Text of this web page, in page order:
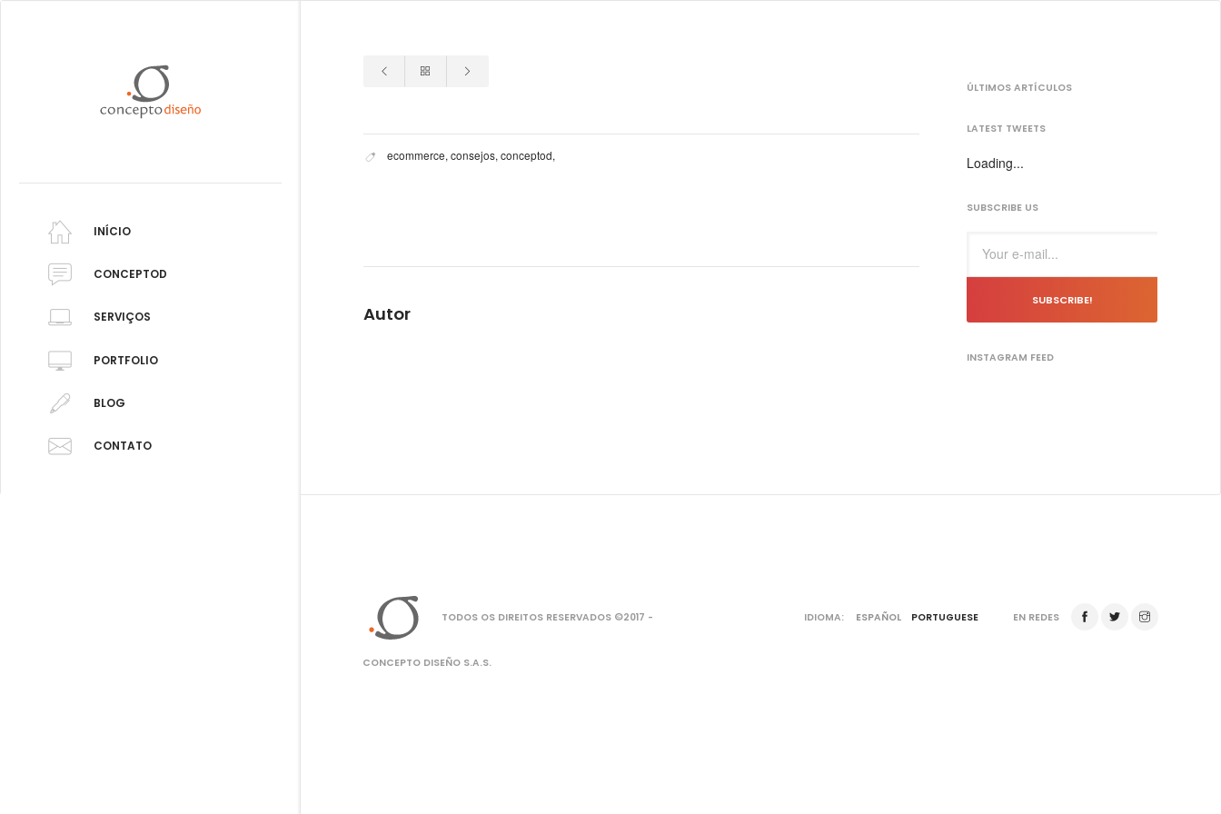
INÍCIO
CONCEPTOD
SERVIÇOS
PORTFOLIO
BLOG
CONTATO
ecommerce,consejos,conceptod,
Autor
ÚLTIMOS ARTÍCULOS
LATEST TWEETS
Loading...
SUBSCRIBE US
SUBSCRIBE!
INSTAGRAM FEED
TODOS OS DIREITOS RESERVADOS ©2017 -
CONCEPTO DISEÑO S.A.S.
IDIOMA: ESPAÑOL PORTUGUESE EN REDES